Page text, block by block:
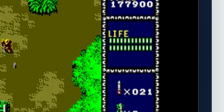
Rakuten →
RAKUTEN À VÉRIFIER
Line of Fire [Ultra HD] Canada
produits liés